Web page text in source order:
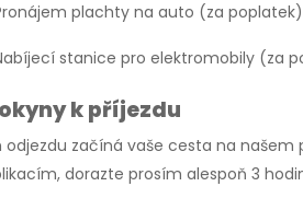
plachty na auto (za poplatek)
stanice pro elektromobily (za
k příjezdu
odjezdu začíná vaše cesta na našem
dorazte prosím alespoň 3